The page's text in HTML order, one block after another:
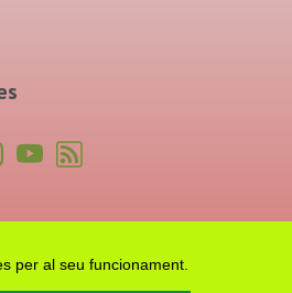
per al seu funcionament.